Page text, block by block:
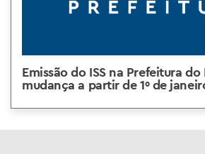
Emissão do ISS na Prefeitura do
mudança a partir de 1º de